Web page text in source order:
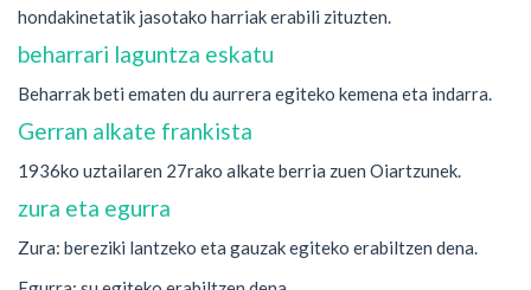
hondakinetatik jasotako harriak erabili zituzten.
beharrari laguntza eskatu
Beharrak beti ematen du aurrera egiteko kemena eta indarra.
Gerran alkate frankista
1936ko uztailaren 27rako alkate berria zuen Oiartzunek.
zura eta egurra
Zura: bereziki lantzeko eta gauzak egiteko erabiltzen dena.